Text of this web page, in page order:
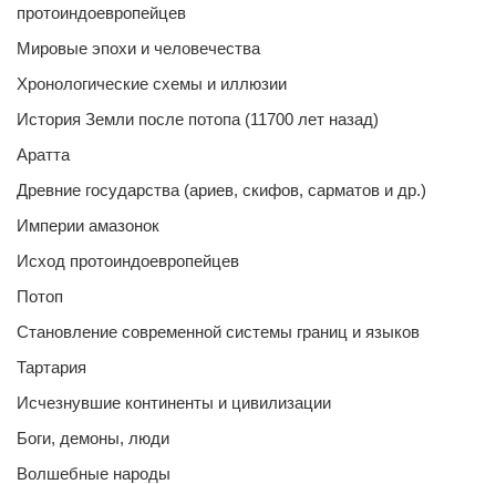
протоиндоевропейцев
Мировые эпохи и человечества
Хронологические схемы и иллюзии
История Земли после потопа (11700 лет назад)
Аратта
Древние государства (ариев, скифов, сарматов и др.)
Империи амазонок
Исход протоиндоевропейцев
Потоп
Становление современной системы границ и языков
Тартария
Исчезнувшие континенты и цивилизации
Боги, демоны, люди
Волшебные народы